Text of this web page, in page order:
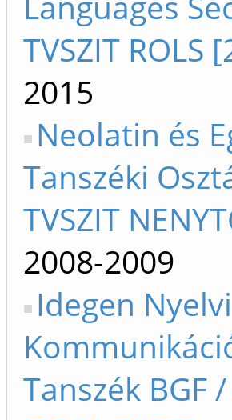
TVSZIT ROLS
2015
Neolatin és
Tanszéki
TVSZIT
2008-2009
Idegen
Tanszék BGF